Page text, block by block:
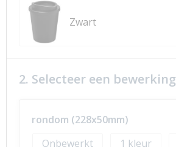
Zwart
2. Selecteer een bewerking
rondom (228x50mm)
Onbewerkt
1